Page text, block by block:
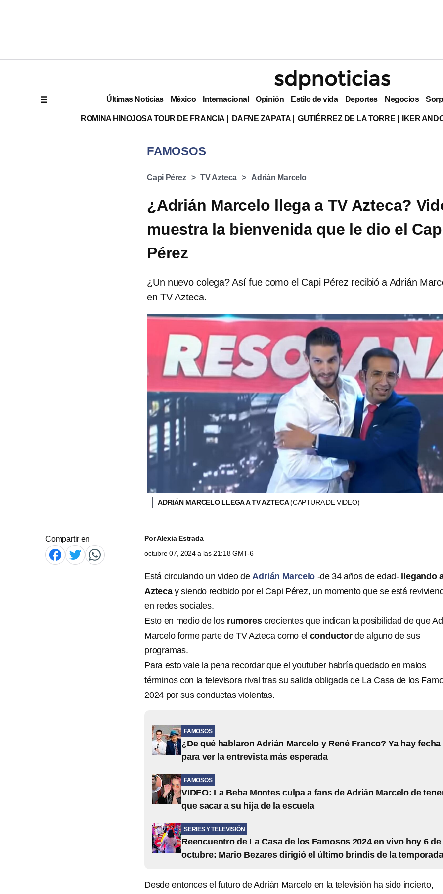
Últimas Noticias México Internacional Opinión Estilo de vida Deportes Negocios
ROMINA HINOJOSA TOUR DE FRANCIA DAFNE ZAPATA GUTIÉRREZ DE LA TORRE IKER
FAMOSOS
Capi Pérez TV Azteca Adrián Marcelo
¿Adrián Marcelo llega a TV Azteca?
muestra la bienvenida que le dio el
Pérez
¿Un nuevo colega? Así fue como el Capi Pérez recibió a Adrián
en TV Azteca.
ADRIÁN MARCELO LLEGA A TV AZTECA(CAPTURA DE VIDEO)
Compartir en PorAlexia Estrada
octubre 07, 2024 a las 21:18 GMT-6
Está circulando un video deAdrián Marcelo -de 34 años de edad-
llegando
Aztecay siendo recibido por el Capi Pérez, un momento que se está
en redes sociales.
Esto en medio de los rumorescrecientes que indican la posibilidad de que
Marcelo forme parte de TV Azteca como el conductorde alguno de sus
programas.
Para esto vale la pena recordar que el youtuber habría quedado en malos
términos con la televisora rival tras su salida obligada de La Casa de los
2024 por sus conductas violentas.
FAMOSOS
¿De qué hablaron Adrián Marcelo y René Franco? Ya hay fecha
para ver la entrevista más esperada
FAMOSOS
VIDEO: La Beba Montes culpa a fans de Adrián Marcelo de
que sacar a su hija de la escuela
SERIES Y TELEVISIÓN
Reencuentro de La Casa de los Famosos 2024 en vivo hoy 6 de
octubre: Mario Bezares dirigió el último brindis de la temporada
Desde entonces el futuro de Adrián Marcelo en la televisión ha sido incierto,